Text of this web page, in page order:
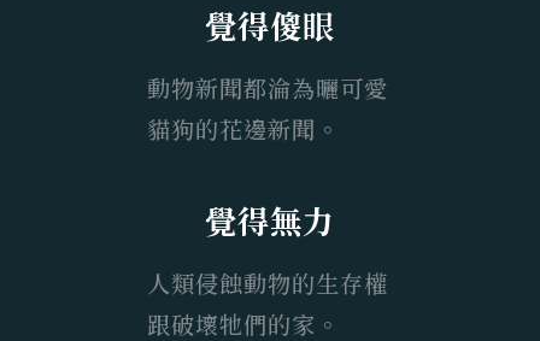
覺得傻眼
動物新聞都淪為曬可愛
貓狗的花邊新聞。
覺得無力
人類侵蝕動物的生存權
跟破壞牠們的家。